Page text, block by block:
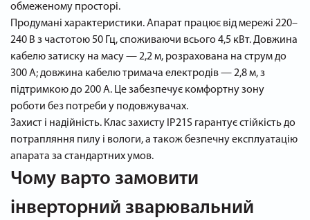
обмеженому просторі.
Продумані характеристики. Апарат працює від мережі 220–
240 В з частотою 50 Гц, споживаючи всього 4,5 кВт. Довжина
кабелю затиску на масу — 2,2 м, розрахована на струм до
300 А; довжина кабелю тримача електродів — 2,8 м, з
підтримкою до 200 А. Це забезпечує комфортну зону
роботи без потреби у подовжувачах.
Захист і надійність. Клас захисту IP21S гарантує стійкість до
потрапляння пилу і вологи, а також безпечну експлуатацію
апарата за стандартних умов.
Чому варто замовити
інверторний зварювальний